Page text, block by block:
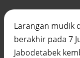
Larangan mudik
berakhir pada 7
Jabodetabek